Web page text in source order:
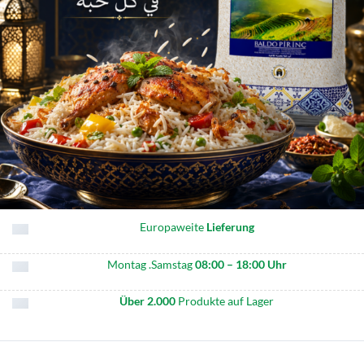
Europaweite Lieferung
Montag .Samstag08:00 – 18:00 Uhr
Über 2.000 Produkte auf Lager